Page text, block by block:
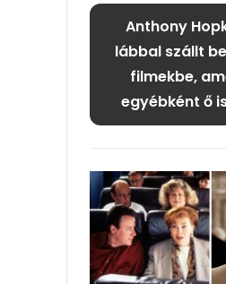
Anthony
lábbal szállt
filmekbe,
egyébként ő